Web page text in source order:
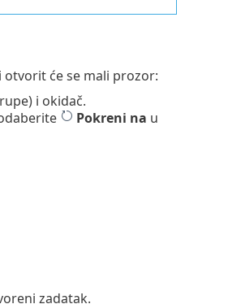
otvorit će se mali prozor:
i okidač.
Pokreni na u
zadatak.